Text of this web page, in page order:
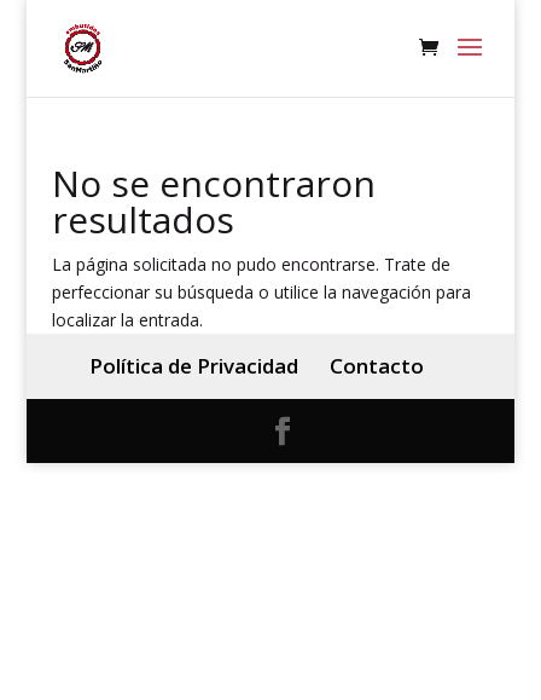
No se encontraron
resultados
La página solicitada no pudo encontrarse. Trate de
perfeccionar su búsqueda o utilice la navegación para
localizar la entrada.
Política de Privacidad Contacto